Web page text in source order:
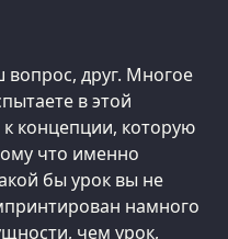
вопрос, друг. Многое
в этой
концепции, которую
что именно
бы урок вы не
намного
чем урок,